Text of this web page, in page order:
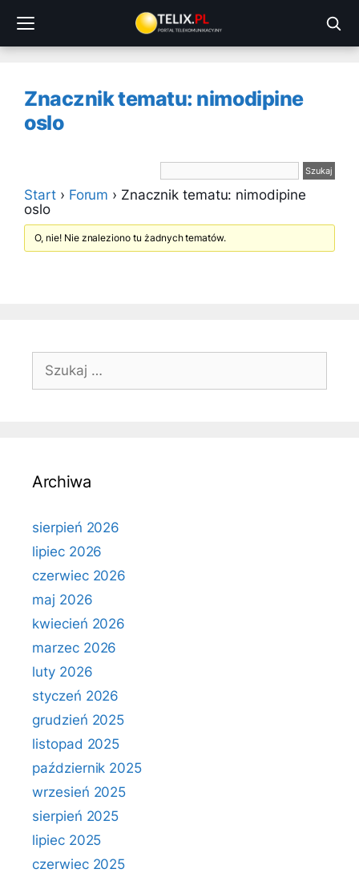
treści
Znacznik tematu: nimodipine
oslo
Start › Forum › Znacznik tematu: nimodipine
oslo
O, nie! Nie znaleziono tu żadnych tematów.
Szukaj:
Archiwa
sierpień 2026
lipiec 2026
czerwiec 2026
maj 2026
kwiecień 2026
marzec 2026
luty 2026
styczeń 2026
grudzień 2025
listopad 2025
październik 2025
wrzesień 2025
sierpień 2025
lipiec 2025
czerwiec 2025